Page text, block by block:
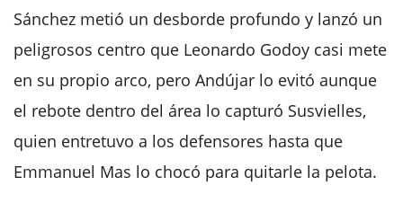
Sánchez metió un desborde profundo y lanzó un
peligrosos centro que Leonardo Godoy casi mete
en su propio arco, pero Andújar lo evitó aunque
el rebote dentro del área lo capturó Susvielles,
quien entretuvo a los defensores hasta que
Emmanuel Mas lo chocó para quitarle la pelota.